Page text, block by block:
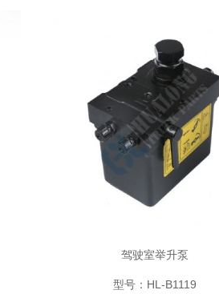
驾驶室举升泵
型号：HL-B1119